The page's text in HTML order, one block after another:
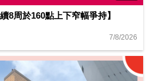
8周於160點上下窄幅爭持】
7/8/2026